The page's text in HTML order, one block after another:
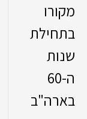
מקורו
בתחילת
שנות
ה-60
בארה"ב